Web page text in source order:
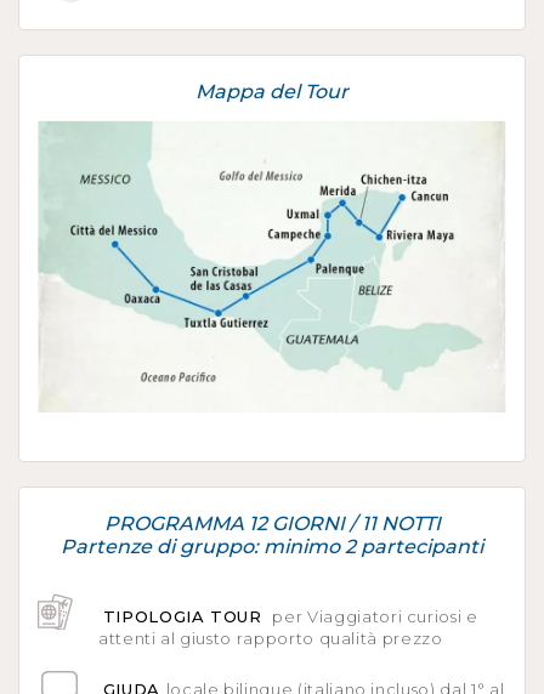
Mappa del Tour
PROGRAMMA 12 GIORNI / 11 NOTTI
Partenze di gruppo: minimo 2 partecipanti
TIPOLOGIA TOUR
per Viaggiatori curiosi e
attenti al giusto rapporto qualità prezzo
GIUDA locale bilingue (italiano incluso) dal 1° al